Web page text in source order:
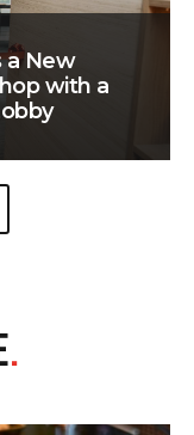
a New
with a
.